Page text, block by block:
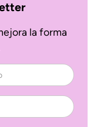
la forma